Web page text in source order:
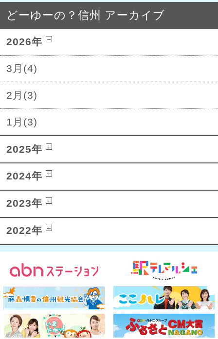
どーゆーの？信州 アーカイブ
2026年
3月(4)
2月(3)
1月(3)
2025年
2024年
2023年
2022年